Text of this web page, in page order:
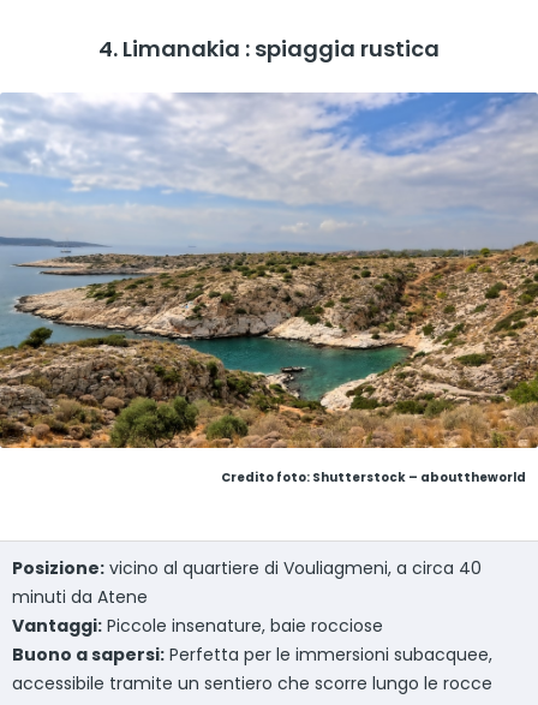
4. Limanakia : spiaggia rustica
Credito foto: Shutterstock – abouttheworld
Posizione: vicino al quartiere di Vouliagmeni, a circa 40
minuti da Atene
Vantaggi: Piccole insenature, baie rocciose
Buono a sapersi: Perfetta per le immersioni subacquee,
accessibile tramite un sentiero che scorre lungo le rocce